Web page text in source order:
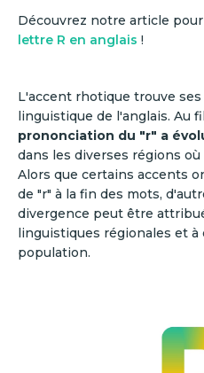
Découvrez notre article
lettre R en anglais !
L'accent rhotique trouve
linguistique de l'anglais. Au
prononciation du "r" a
dans les diverses régions
Alors que certains accents
de "r" à la fin des mots,
divergence peut être
linguistiques régionales et à
population.